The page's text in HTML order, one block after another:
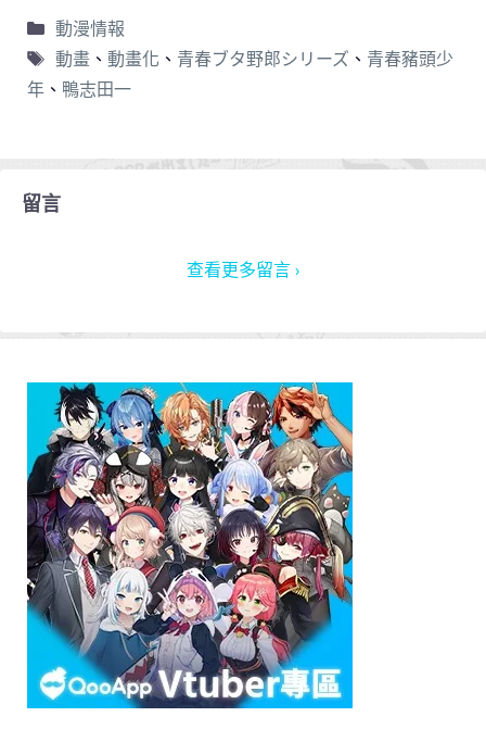
動漫情報
動畫、 動畫化 、 青春ブタ野郎シリーズ 、 青春豬頭少
年 、 鴨志田一
留言
查看更多留言 ›